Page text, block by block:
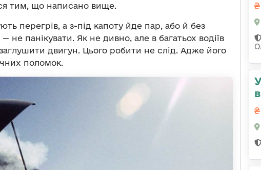
тим, що написано вище.
перегрів, а з-під капоту йде пар, або й без
панікувати. Як не дивно, але в багатьох водіїв
двигун. Цього робити не слід. Адже його
поломок.